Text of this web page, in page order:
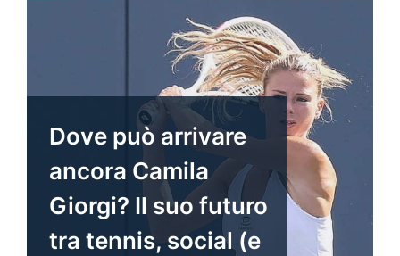
Dove può arrivare
ancora Camila
Giorgi? Il suo futuro
tra tennis, social (e